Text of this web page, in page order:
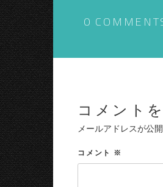
0
コメント
メールアドレスが公
コメント ※